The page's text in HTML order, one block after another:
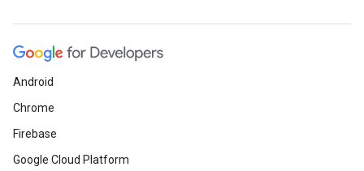
Android
Chrome
Firebase
Google Cloud Platform